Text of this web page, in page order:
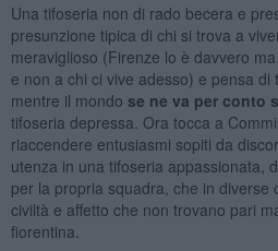
Una tifoseria non di rado becera e
presunzione tipica di chi si trova a
meraviglioso (Firenze lo è davvero
e non a chi ci vive adesso) e pensa
mentre il mondo se ne va per conto
tifoseria depressa. Ora tocca a
riaccendere entusiasmi sopiti da
utenza in una tifoseria appassionata,
per la propria squadra, che in diverse
civiltà e affetto che non trovano pari
fiorentina.